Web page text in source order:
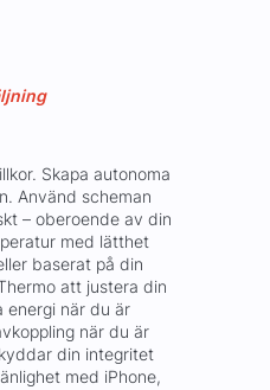
Skapa autonoma
Använd scheman
– oberoende av din
med lätthet
baserat på din
att justera din
energi när du är
när du är
din integritet
med iPhone,